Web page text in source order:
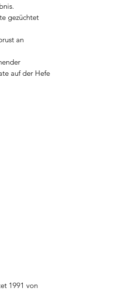
gezüchtet
an
auf der Hefe
1991 von